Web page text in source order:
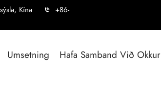
Kína
+86-
Umsetning Hafa Samband Við Okkur